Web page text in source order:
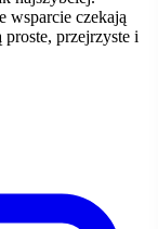
wsparcie czekają
przejrzyste i